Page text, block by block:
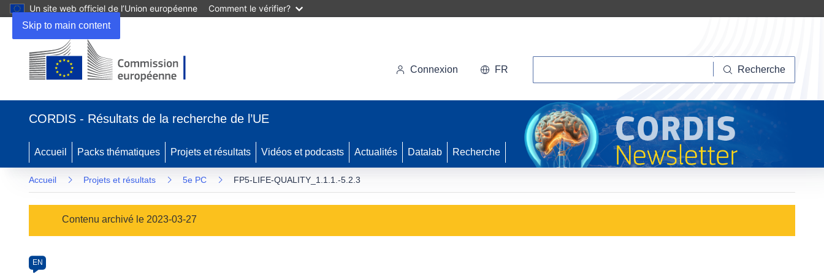
Skip to main content
Un site web officiel de l’Union européenne Comment le vérifier?
une
fenêtre)
Connexion FR Recherche
CORDIS - Résultats de la recherche de l’UE
Accueil Packs thématiques Projets et résultats Vidéos et podcasts Actualités Datalab Recherche
Accueil Projets et résultats 5e PC FP5-LIFE-QUALITY_1.1.1.-5.2.3
Category
Contenu archivé le 2023-03-27
Article
EN